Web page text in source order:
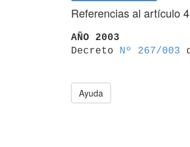
Referencias al artículo 4
AÑO 2003
Decreto
Nº 267/003
Ayuda